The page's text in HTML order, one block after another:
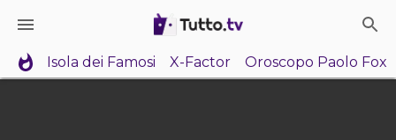
Isola dei Famosi X-Factor Oroscopo Paolo Fox